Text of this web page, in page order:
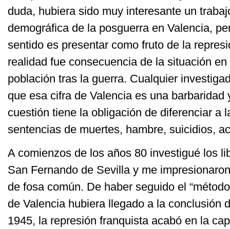
duda, hubiera sido muy interesante un
demográfica de la posguerra en Valencia,
sentido es presentar como fruto de la
realidad fue consecuencia de la situación
población tras la guerra. Cualquier
que esa cifra de Valencia es una barbaridad
cuestión tiene la obligación de diferenciar a
sentencias de muertes, hambre, suicidios,
A comienzos de los años 80 investigué los
San Fernando de Sevilla y me
de fosa común. De haber seguido el
de Valencia hubiera llegado a la conclusión
1945, la represión franquista acabó en la